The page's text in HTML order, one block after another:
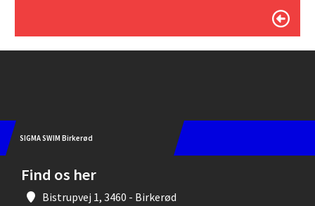
SIGMA SWIM Birkerød
Find os her
Bistrupvej 1, 3460 - Birkerød